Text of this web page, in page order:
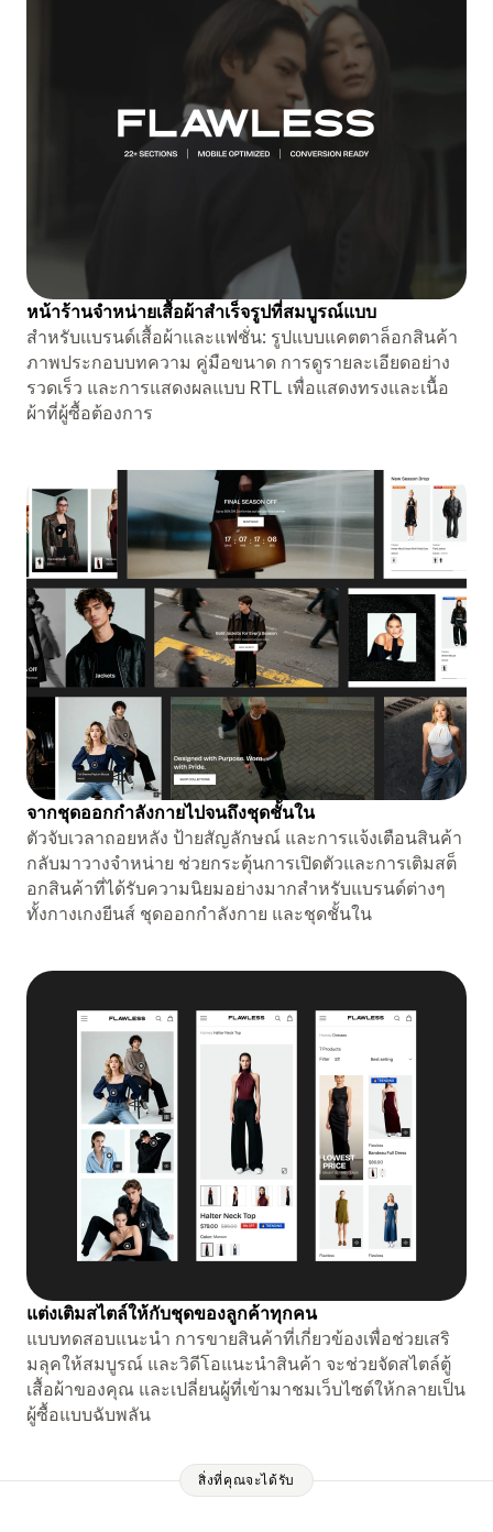
หน้าร้านจำหน่ายเสื้อผ้าสำเร็จรูปที่สมบูรณ์แบบ
สำหรับแบรนด์เสื้อผ้าและแฟชั่น: รูปแบบแคตตาล็อกสินค้า
ภาพประกอบบทความ คู่มือขนาด การดูรายละเอียดอย่าง
รวดเร็ว และการแสดงผลแบบ RTL เพื่อแสดงทรงและเนื้อ
ผ้าที่ผู้ซื้อต้องการ
จากชุดออกกำลังกายไปจนถึงชุดชั้นใน
ตัวจับเวลาถอยหลัง ป้ายสัญลักษณ์ และการแจ้งเตือนสินค้า
กลับมาวางจำหน่าย ช่วยกระตุ้นการเปิดตัวและการเติมสต็
อกสินค้าที่ได้รับความนิยมอย่างมากสำหรับแบรนด์ต่างๆ
ทั้งกางเกงยีนส์ ชุดออกกำลังกาย และชุดชั้นใน
แต่งเติมสไตล์ให้กับชุดของลูกค้าทุกคน
แบบทดสอบแนะนำ การขายสินค้าที่เกี่ยวข้องเพื่อช่วยเสริ
มลุคให้สมบูรณ์ และวิดีโอแนะนำสินค้า จะช่วยจัดสไตล์ตู้
เสื้อผ้าของคุณ และเปลี่ยนผู้ที่เข้ามาชมเว็บไซต์ให้กลายเป็น
ผู้ซื้อแบบฉับพลัน
สิ่งที่คุณจะได้รับ